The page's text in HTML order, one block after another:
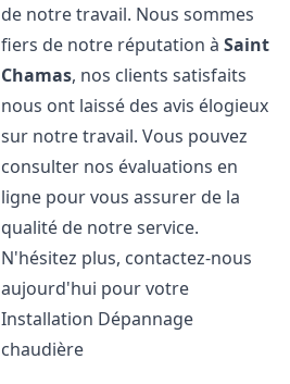
de notre travail. Nous sommes
fiers de notre réputation àSaint
Chamas, nos clients satisfaits
nous ont laissé des avis élogieux
sur notre travail. Vous pouvez
consulter nos évaluations en
ligne pour vous assurer de la
qualité de notre service.
N'hésitez plus, contactez-nous
aujourd'hui pour votre
Installation Dépannage
chaudière